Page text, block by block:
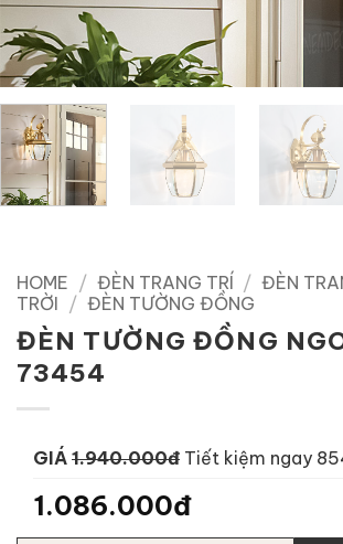
HOME / ĐÈN TRANG TRÍ / ĐÈN
TRỜI / ĐÈN TƯỜNG ĐỒNG
ĐÈN TƯỜNG ĐỒNG
73454
GIÁ 1.940.000đ Tiết kiệm ngay
1.086.000đ